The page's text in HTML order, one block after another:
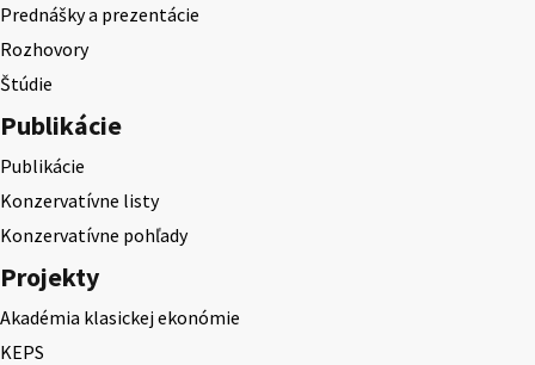
Prednášky a prezentácie
Rozhovory
Štúdie
Publikácie
Publikácie
Konzervatívne listy
Konzervatívne pohľady
Projekty
Akadémia klasickej ekonómie
KEPS